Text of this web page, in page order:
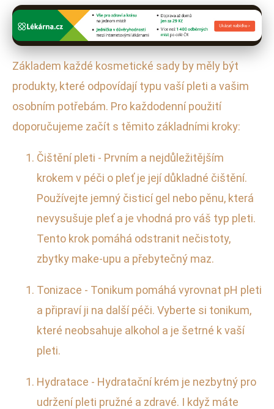
Základem každé kosmetické sady by měly být
produkty, které odpovídají typu vaší pleti a vašim
osobním potřebám. Pro každodenní použití
doporučujeme začít s těmito základními kroky:
Čištění pleti - Prvním a nejdůležitějším
krokem v péči o pleť je její důkladné čištění.
Používejte jemný čisticí gel nebo pěnu, která
nevysušuje pleť a je vhodná pro váš typ pleti.
Tento krok pomáhá odstranit nečistoty,
zbytky make-upu a přebytečný maz.
Tonizace - Tonikum pomáhá vyrovnat pH pleti
a připraví ji na další péči. Vyberte si tonikum,
které neobsahuje alkohol a je šetrné k vaší
pleti.
Hydratace - Hydratační krém je nezbytný pro
udržení pleti pružné a zdravé. I když máte